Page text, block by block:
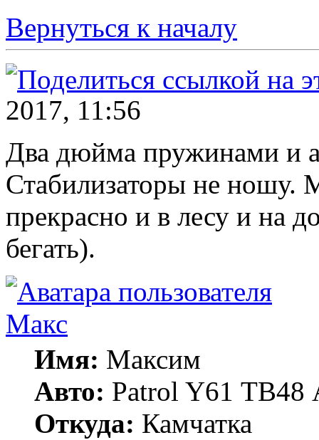
Вернуться к началу
2017, 11:56
Два дюйма пружинами и
Стабилизаторы не ношу.
прекрасно и в лесу и на
бегать).
Макс
Имя: Максим
Авто: Patrol Y61 ТВ48
Откуда: Камчатка